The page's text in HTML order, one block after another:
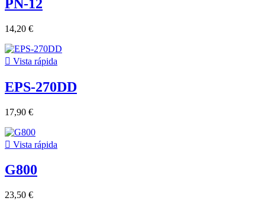
PN-12
14,20 €
 Vista rápida
EPS-270DD
17,90 €
 Vista rápida
G800
23,50 €